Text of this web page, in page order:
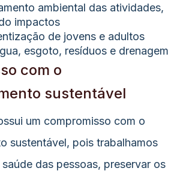
ambiental das atividades,
impactos
de jovens e adultos
esgoto, resíduos e drenagem
com o
sustentável
um compromisso com o
sustentável, pois trabalhamos
das pessoas, preservar os